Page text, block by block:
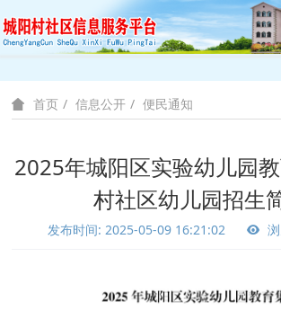
首页 信息公开 便民通知
2025年城阳区实验幼儿园
村社区幼儿园招生
发布时间: 2025-05-09 16:21:02